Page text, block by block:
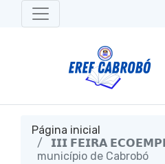
Página inicial
𝗜𝗜𝗜 𝗙𝗘𝗜𝗥𝗔
município de Cabrobó